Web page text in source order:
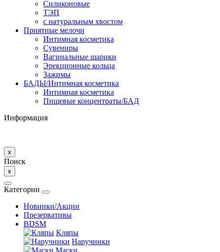
Силиконовые
ТЭП
с натуральным хвостом
Приятные мелочи
Интимная косметика
Сувениры
Вагинальные шарики
Эрекционные кольца
Зажимы
БАДЫ/Интимная косметика
Интимная косметика
Пищевые концентраты/БАД
Информация
x
Поиск
x
Категории
Новинки/Акции
Презервативы
BDSM
Кляпы
Наручники
Маски